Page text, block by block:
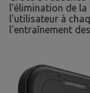
l'élimination de la
l'utilisateur à
l'entraînement